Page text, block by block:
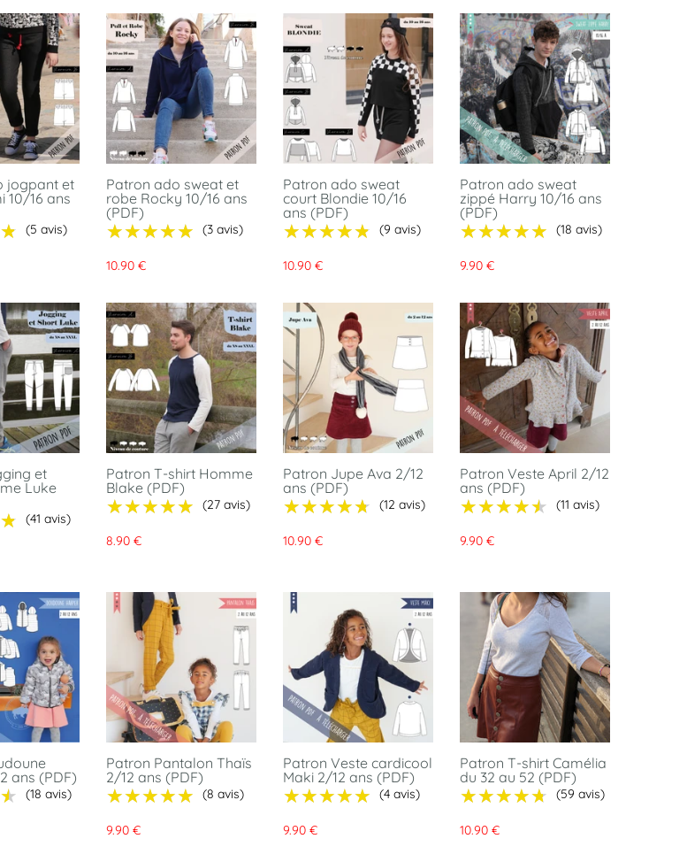
jogpant et
10/16 ans
(5 avis)
Patron ado sweat et
robe Rocky 10/16 ans
(PDF)
★★★★★
★★★★★ (3 avis)
10.90 €
Patron ado sweat
court Blondie 10/16
ans (PDF)
★★★★★
★★★★★ (9 avis)
10.90 €
Patron ado sweat
zippé Harry 10/16 ans
(PDF)
★★★★★
★★★★★ (18 avis)
9.90 €
et
Luke
(41 avis)
Patron T-shirt Homme
Blake (PDF)
★★★★★
★★★★★ (27 avis)
8.90 €
Patron Jupe Ava 2/12
ans (PDF)
★★★★★
★★★★★ (12 avis)
10.90 €
Patron Veste April 2/12
ans (PDF)
★★★★★
★★★★★ (11 avis)
9.90 €
ans (PDF)
(18 avis)
Patron Pantalon Thaïs
2/12 ans (PDF)
★★★★★
★★★★★ (8 avis)
9.90 €
Patron Veste cardicool
Maki 2/12 ans (PDF)
★★★★★
★★★★★ (4 avis)
9.90 €
Patron T-shirt Camélia
du 32 au 52 (PDF)
★★★★★
★★★★★ (59 avis)
10.90 €